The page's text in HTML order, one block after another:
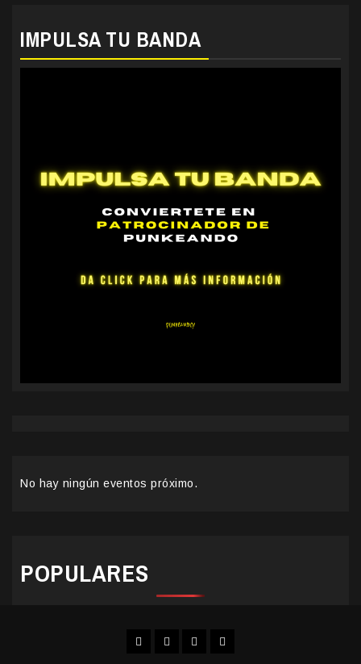
IMPULSA TU BANDA
No hay ningún eventos próximo.
POPULARES
FacebookInstagram
YouTubeTwitter